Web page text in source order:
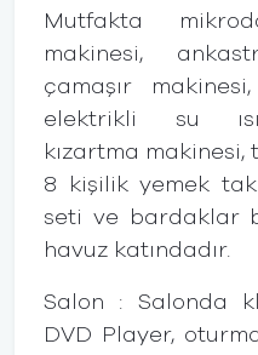
Mutfakta
makinesi,
çamaşır
elektrikli su
kızartma makinesi,
8 kişilik yemek
seti ve bardaklar
havuz katındadır.
Salon : Salonda
DVD Player,